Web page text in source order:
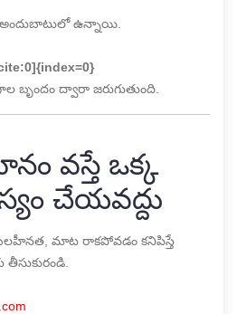
అందుబాటులో ఉన్నాయి.
ద్వారా జరుగుతుంది.
వస్తే ఒక్క
చేయవద్దు
మాట రాకపోవడం కనిపిస్తే
తీసుకురండి.